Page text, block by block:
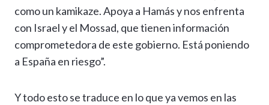
como un kamikaze. Apoya a Hamás y nos enfrenta
con Israel y el Mossad, que tienen información
comprometedora de este gobierno. Está poniendo
a España en riesgo”.
Y todo esto se traduce en lo que ya vemos en las